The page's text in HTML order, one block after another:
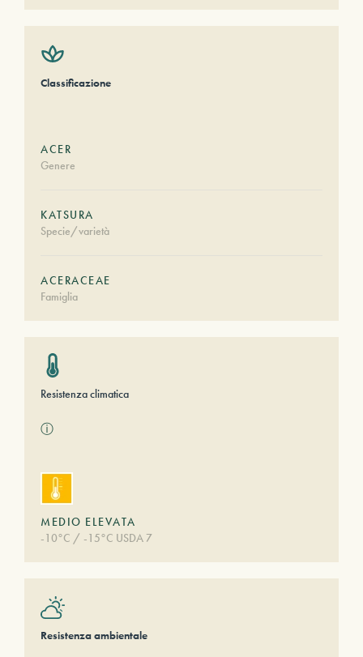
Classificazione
ACER
Genere
KATSURA
Specie/varietà
ACERACEAE
Famiglia
Resistenza climatica
ⓘ
MEDIO ELEVATA
-10°C / -15°C USDA 7
Resistenza ambientale